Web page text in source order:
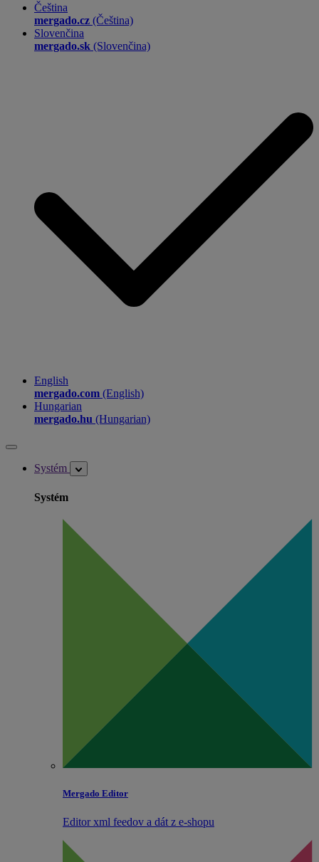
Čeština
mergado.cz (Čeština)
Slovenčina
mergado.sk (Slovenčina)
English
mergado.com (English)
Hungarian
mergado.hu (Hungarian)
Systém
Systém
Mergado Editor
Editor xml feedov a dát z e‑shopu